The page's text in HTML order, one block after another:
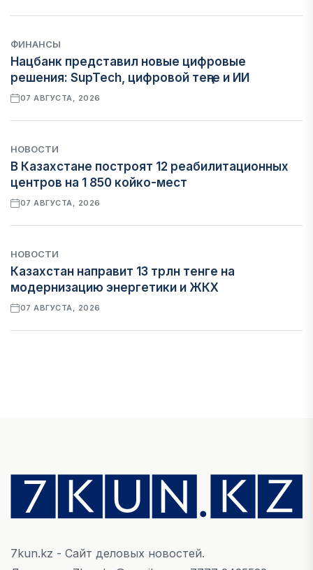
ФИНАНСЫ
Нацбанк представил новые цифровые
решения: SupTech, цифровой теңге и ИИ
07 АВГУСТА, 2026
НОВОСТИ
В Казахстане построят 12 реабилитационных
центров на 1 850 койко-мест
07 АВГУСТА, 2026
НОВОСТИ
Казахстан направит 13 трлн тенге на
модернизацию энергетики и ЖКХ
07 АВГУСТА, 2026
Денежно-кредитная политика влияет не
только на спрос, но и на предложение труда
07 АВГУСТА, 2026
7kun.kz - Сайт деловых новостей.